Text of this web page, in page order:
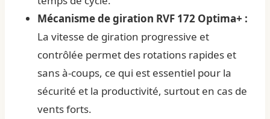
Mécanisme de giration RVF 172 Optima+ :
La vitesse de giration progressive et
contrôlée permet des rotations rapides et
sans à-coups, ce qui est essentiel pour la
sécurité et la productivité, surtout en cas de
vents forts.